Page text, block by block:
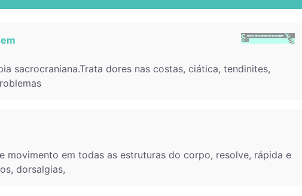
sacrocraniana.Trata dores nas costas, ciática, tendinites,
movimento em todas as estruturas do corpo, resolve, rápida e
dorsalgias,